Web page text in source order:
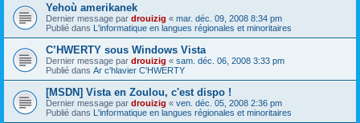
Yehoù amerikanek
Dernier message par drouizig « mar. déc. 09, 2008 8:34 pm
Publié dans L'informatique en langues régionales et minoritaires
C’HWERTY sous Windows Vista
Dernier message par drouizig « sam. déc. 06, 2008 3:33 pm
Publié dans Ar c'hlavier C'HWERTY
[MSDN] Vista en Zoulou, c'est dispo !
Dernier message par drouizig « ven. déc. 05, 2008 2:36 pm
Publié dans L'informatique en langues régionales et minoritaires